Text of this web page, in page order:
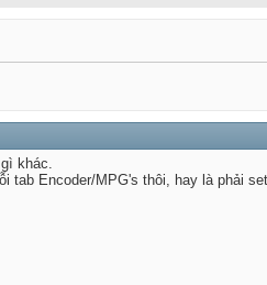
khác.
Encoder/MPG's thôi, hay là phải